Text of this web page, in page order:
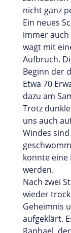
nicht ganz
Ein neues
immer auch
wagt mit
Aufbruch.
Beginn der
Etwa 70
dazu am
Trotz
uns auch
Windes
konnte eine
werden.
Nach zwei
wieder
Geheimnis
aufgeklärt.